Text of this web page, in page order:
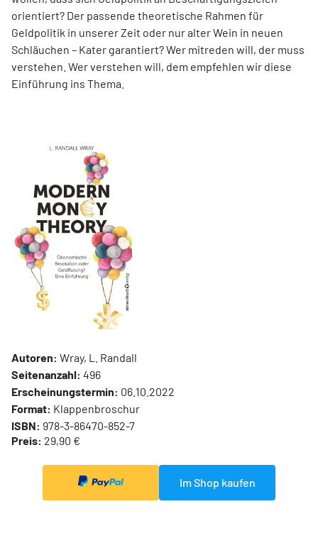
orientiert? Der passende theoretische Rahmen für
Geldpolitik in unserer Zeit oder nur alter Wein in neuen
Schläuchen – Kater garantiert? Wer mitreden will, der muss
verstehen. Wer verstehen will, dem empfehlen wir diese
Einführung ins Thema.
Autoren: Wray, L. Randall
Seitenanzahl: 496
Erscheinungstermin: 06.10.2022
Format: Klappenbroschur
ISBN: 978-3-86470-852-7
Preis: 29,90 €
Im Shop kaufen